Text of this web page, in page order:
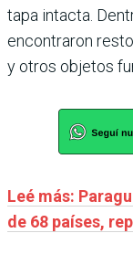
tapa intacta.
encontraron
y otros objetos
Leé más:
de 68 países,